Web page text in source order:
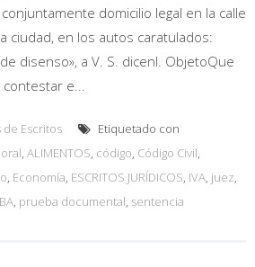
domicilio legal en la calle
ciudad, en los autos caratulados:
disenso», a V. S. dicenI. ObjetoQue
e...
Escritos
Etiquetado con
, ALIMENTOS, código, Código Civil,
, Economía, ESCRITOS JURÍDICOS, IVA, juez,
, prueba documental, sentencia